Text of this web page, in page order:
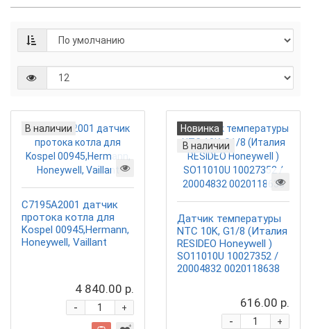
В наличии
C7195A2001 датчик
протока котла для
Kospel 00945,Hermann,
Honeywell, Vaillant
4 840.00 р.
+
-
Новинка
В наличии
Датчик температуры
NTC 10K, G1/8 (Италия
RESIDEO Honeywell )
SO11010U 10027352 /
20004832 0020118638
616.00 р.
+
-